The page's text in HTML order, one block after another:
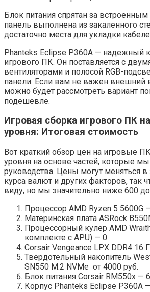
Блок питания спрятан за
панель выполнена из закаленного
достаточно места для укладки
Phanteks Eclipse P360A — надежный
игрового ПК. Он поставляется с
вентиляторами и полосой RGB-
панели. Если вам не важен внешний
можно будет рассмотреть вариант
подешевле.
Игровая сборка игрового ПК
уровня: Итоговая стоимость
Вот краткий обзор цен на игровые
уровня на основе частей, которые
руководства. Цены могут меняться в
курса валют и других факторов, так
виду, но мы значительно ниже 600
Процессор AMD Ryzen 5 5600G
Материнская плата ASRock
Процессорный кулер AMD
комплекте с APU) — 0
Corsair Vengeance LPX DDR4 16
Твердотельный накопитель
SN550 M.2 NVMe от 4000 руб.
Блок питания Corsair RM550x —
Корпус Phanteks Eclipse P360A